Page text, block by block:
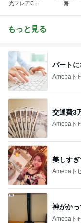
光フレアCME
海地震と南海
トラフ地震は2
海
もっと見る
パートに
Amebaト
交通費3
Amebaト
美しす
Amebaト
神がか
Amebaト